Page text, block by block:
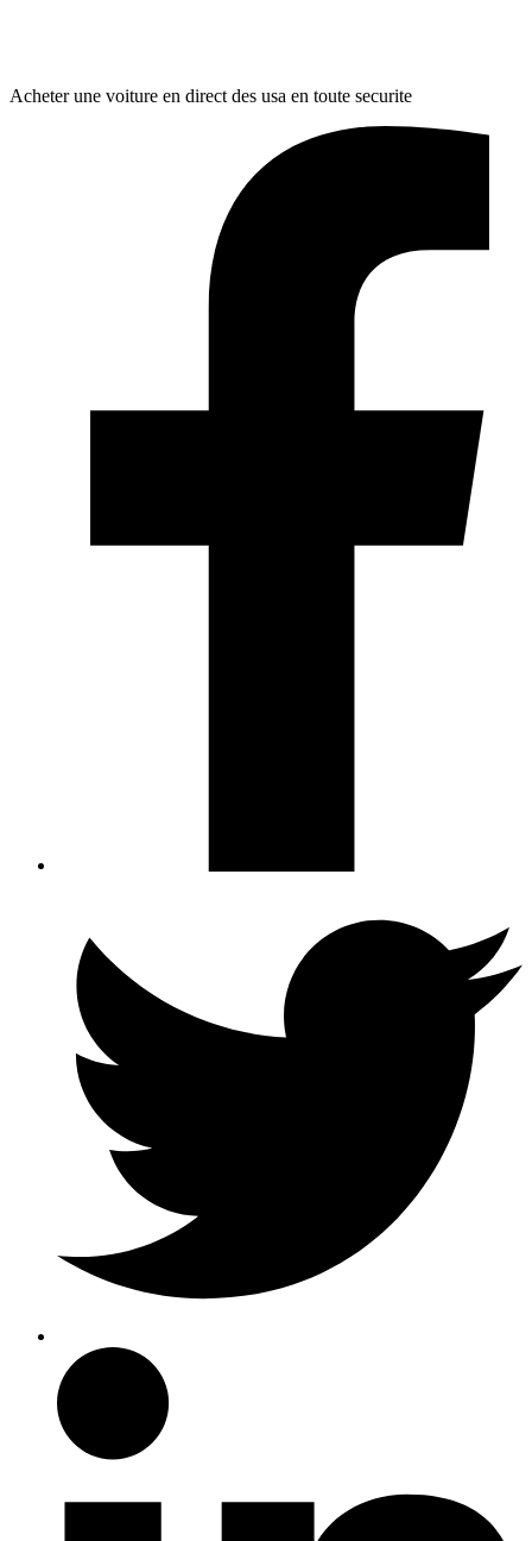
Acheter une voiture en direct des usa en toute securite